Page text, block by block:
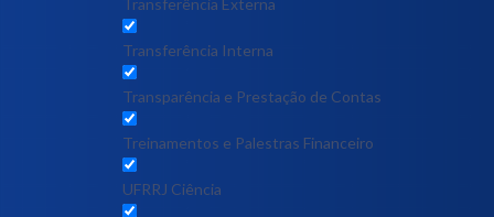
Transferência Externa
Transferência Interna
Transparência e Prestação de Contas
Treinamentos e Palestras Financeiro
UFRRJ Ciência